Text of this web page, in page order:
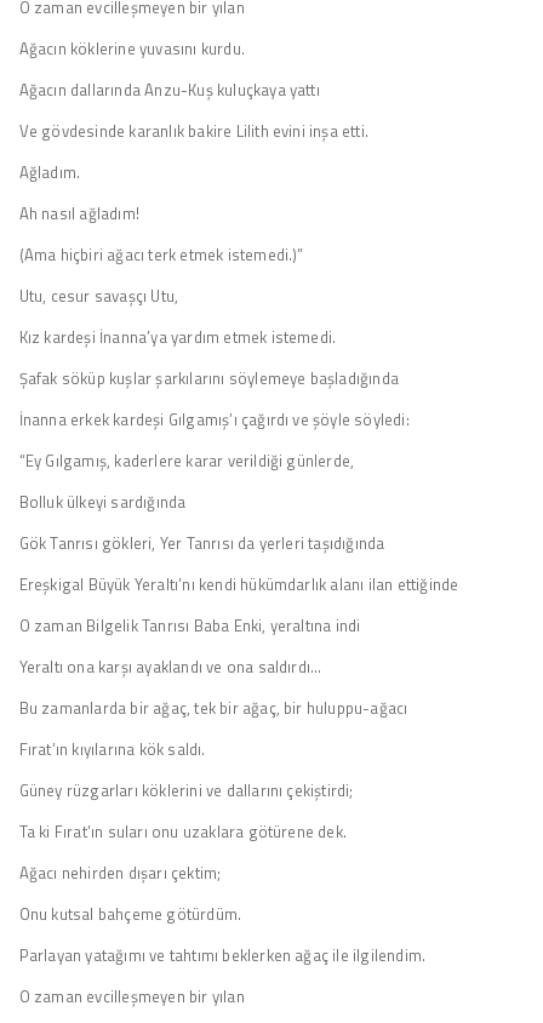
O zaman evcilleşmeyen bir yılan
Ağacın köklerine yuvasını kurdu.
Ağacın dallarında Anzu-Kuş kuluçkaya yattı
Ve gövdesinde karanlık bakire Lilith evini inşa etti.
Ağladım.
Ah nasıl ağladım!
(Ama hiçbiri ağacı terk etmek istemedi.)”
Utu, cesur savaşçı Utu,
Kız kardeşi İnanna’ya yardım etmek istemedi.
Şafak söküp kuşlar şarkılarını söylemeye başladığında
İnanna erkek kardeşi Gılgamış’ı çağırdı ve şöyle söyledi:
“Ey Gılgamış, kaderlere karar verildiği günlerde,
Bolluk ülkeyi sardığında
Gök Tanrısı gökleri, Yer Tanrısı da yerleri taşıdığında
Ereşkigal Büyük Yeraltı’nı kendi hükümdarlık alanı ilan ettiğinde
O zaman Bilgelik Tanrısı Baba Enki, yeraltına indi
Yeraltı ona karşı ayaklandı ve ona saldırdı…
Bu zamanlarda bir ağaç, tek bir ağaç, bir huluppu-ağacı
Fırat’ın kıyılarına kök saldı.
Güney rüzgarları köklerini ve dallarını çekiştirdi;
Ta ki Fırat’ın suları onu uzaklara götürene dek.
Ağacı nehirden dışarı çektim;
Onu kutsal bahçeme götürdüm.
Parlayan yatağımı ve tahtımı beklerken ağaç ile ilgilendim.
O zaman evcilleşmeyen bir yılan